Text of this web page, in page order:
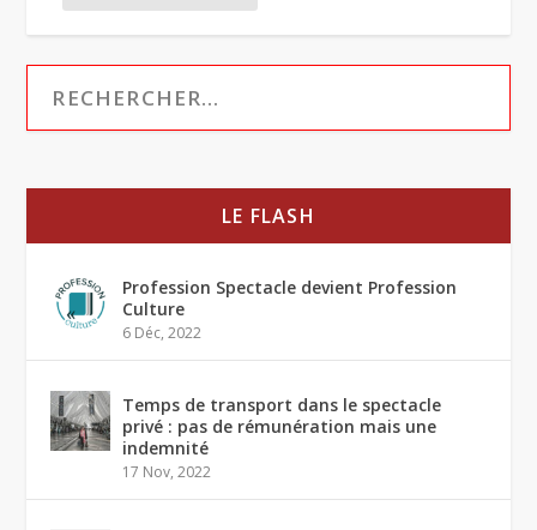
LE FLASH
Profession Spectacle devient Profession
Culture
6 Déc, 2022
Temps de transport dans le spectacle
privé : pas de rémunération mais une
indemnité
17 Nov, 2022